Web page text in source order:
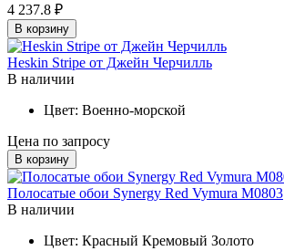
4 237.8 ₽
В корзину
Heskin Stripe от Джейн Черчилль
В наличии
Цвет: Военно-морской
Цена по запросу
В корзину
Полосатые обои Synergy Red Vymura M0803
В наличии
Цвет: Красный Кремовый Золото